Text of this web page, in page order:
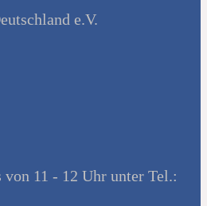
e.V.
11 - 12 Uhr unter Tel.: